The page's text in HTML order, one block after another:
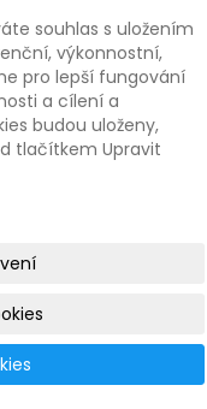
údajů
souhlas s uložením
výkonnostní,
pro lepší fungování
a cílení a
budou uloženy,
tlačítkem Upravit